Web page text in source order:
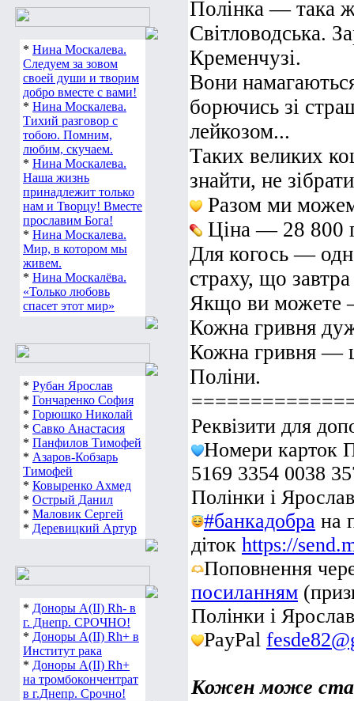
* Нина Москалева.
Следуем за зовом
своей души и творим
добро вместе с вами!
* Нина Москалева.
Тихий разговор с
тобою. Помним,
любим, скучаем.
* Нина Москалева.
Наша жизнь
принадлежит только
нам и Творцу! Вместе
прославим Бога!
* Нина Москалева.
Мир, в котором мы
живем.
* Нина Москалёва.
«Только любовь
спасет этот мир»
* Рубан Ярослав
* Гончаренко София
* Горюшко Николай
* Савко Анастасия
* Панфилов Тимофей
* Азаров-Кобзарь
Тимофей
* Ковыренко Ахмед
* Острый Данил
* Маловик Сергей
* Деревицкий Артур
* Доноры А(ІІ) Rh- в
г. Днепр. СРОЧНО!
* Доноры А(ІІ) Rh+ в
Институт рака
* Доноры А(ІІ) Rh+
на тромбокончентрат
в г.Днепр. Срочно!
Полінка — така ж
Світловодська.
Кременчузі.
Вони
борючись зі
лейкозом...
Таких великих
знайти, не
Разом ми
Ціна — 28 800
Для когось —
страху, що завтра
Якщо ви можете
Кожна гривня
Кожна гривня —
Поліни.
Реквізити для
Номери карток
5169 3354 0038
Полінки і
#банкадобра на
діток https://
Поповнення
посиланням
Полінки і
PayPal
Кожен може